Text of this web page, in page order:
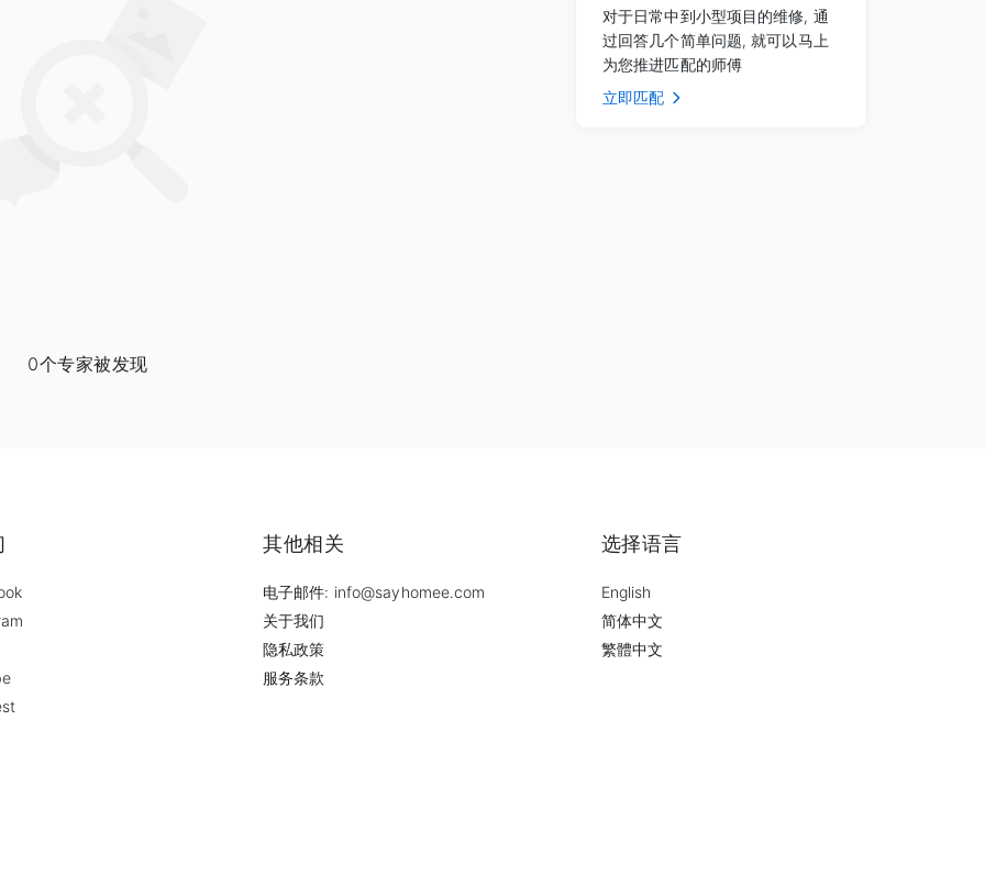
0个专家被发现
对于日常中到小型项目的维修, 通
过回答几个简单问题, 就可以马上
为您推进匹配的师傅
立即匹配
其他相关
电子邮件: info@sayhomee.com
关于我们
隐私政策
服务条款
选择语言
English
简体中文
繁體中文